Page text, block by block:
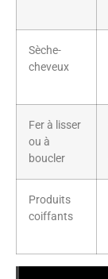
Sèche-
cheveux
Fer à lisser
ou à
boucler
Produits
coiffants